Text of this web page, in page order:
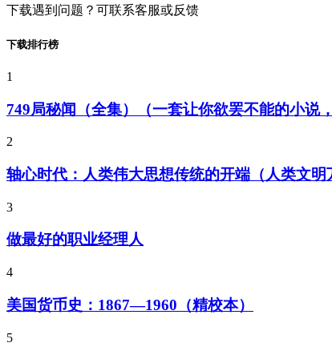
下载遇到问题？可联系客服或反馈
下载排行榜
1
749局秘闻（全集）（一套让你欲罢不能的小说
2
轴心时代：人类伟大思想传统的开端（人类文
3
做最好的职业经理人
4
美国货币史：1867—1960（精校本）
5